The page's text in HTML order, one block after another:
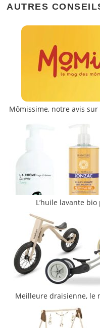
AUTRES
Mômissime, notre avis
L’huile lavante
Meilleure draisienne, le